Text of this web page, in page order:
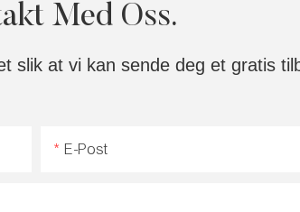
Med Oss.
slik at vi kan sende deg et gratis
E-Post